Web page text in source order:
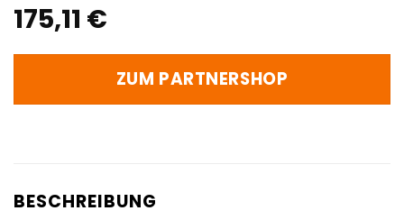
175,11 €
ZUM PARTNERSHOP
BESCHREIBUNG